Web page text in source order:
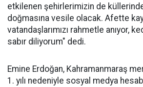
etkilenen şehirlerimizin de
doğmasına vesile olacak. Afette
vatandaşlarımızı rahmetle anıyor,
sabır diliyorum" dedi.
Emine Erdoğan, Kahramanmaraş
1. yılı nedeniyle sosyal medya